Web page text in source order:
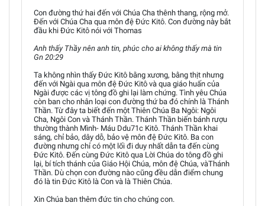
Con đường thứ hai đến với Chúa Cha thênh thang, rộng mở.
Đến với Chúa Cha qua môn đệ Đức Kitô. Con đường này bắt
đầu khi Đức Kitô nói với Thomas
Anh thấy Thầy nên anh tin, phúc cho ai không thấy mà tin
Gn 20:29
Ta không nhìn thấy Đức Kitô bằng xương, bằng thịt nhưng
đến với Ngài qua môn đệ Đức Kitô và qua giáo huấn của
Ngài được các vị tông đồ ghi lại làm chứng. Tình yêu Chúa
còn ban cho nhân loại con đường thứ ba đó chính là Thánh
Thần. Từ đây ta biết đến một Thiên Chúa Ba Ngôi: Ngôi
Cha, Ngôi Con và Thánh Thần. Thánh Thần biến bánh rượu
thường thành Mình- Máu Ddu71c Kitô. Thánh Thần khai
sáng, chỉ bảo, dây dỗ, bảo vệ môn đệ Đức Kitô. Ba con
đường nhưng chỉ có một lối đi duy nhất dẫn ta đến cùng
Đức Kitô. Đến cùng Đức Kitô qua Lời Chúa do tông đồ ghi
lại, bí tích thánh của Giáo Hội Chúa, môn đệ Chúa, vàThánh
Thần. Dù chọn con đường nào cũng đều dẫn điểm chung
đó là tin Đức Kitô là Con và là Thiên Chúa.
Xin Chúa ban thêm đức tin cho chúng con.